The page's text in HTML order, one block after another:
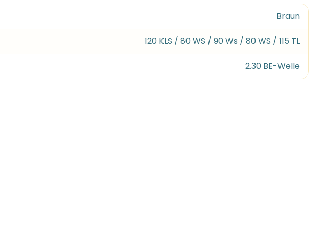
Braun
120 KLS / 80 WS / 90 Ws / 80 WS / 115 TL
2.30 BE-Welle